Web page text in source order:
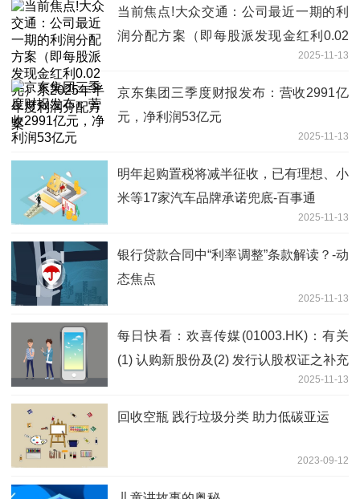
当前焦点!大众交通：公司最近一期的利
润分配方案（即每股派发现金红利0.02
元）系2025年半年度利润分配方案2025-11-13
京东集团三季度财报发布：营收2991亿
元，净利润53亿元
2025-11-13
明年起购置税将减半征收，已有理想、小
米等17家汽车品牌承诺兜底-百事通
2025-11-13
银行贷款合同中“利率调整”条款解读？-动
态焦点
2025-11-13
每日快看：欢喜传媒(01003.HK)：有关
(1) 认购新股份及(2) 发行认股权证之补充
2025-11-13
回收空瓶 践行垃圾分类 助力低碳亚运
2023-09-12